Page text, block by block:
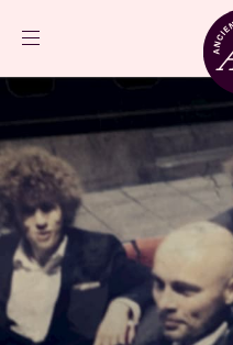
Agenda
Projets
Actualités